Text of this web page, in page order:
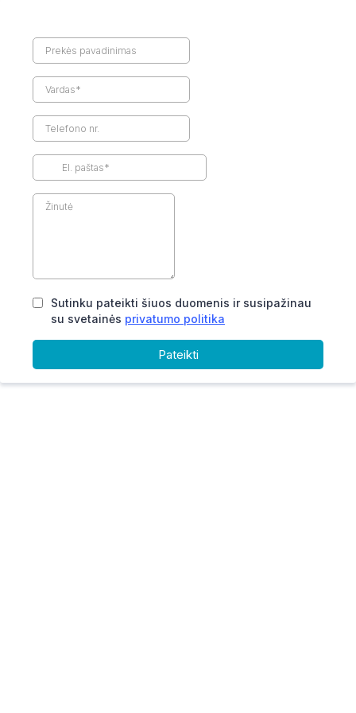
Sutinku pateikti šiuos duomenis ir susipažinau
su svetainės privatumo politika
Pateikti